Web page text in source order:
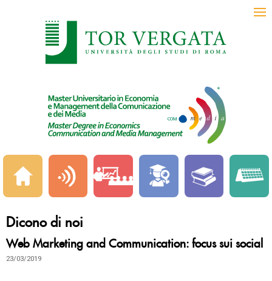
Dicono di noi
Web Marketing and Communication: focus sui social
23/03/2019